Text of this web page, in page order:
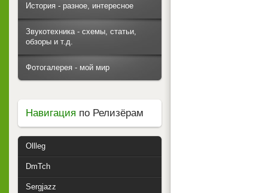
История - разное, интересное
Звукотехника - схемы, статьи,
обзоры и т.д.
Фотогалерея - мой мир
Навигация по Релизёрам
Ollleg
DmTch
Sergjazz